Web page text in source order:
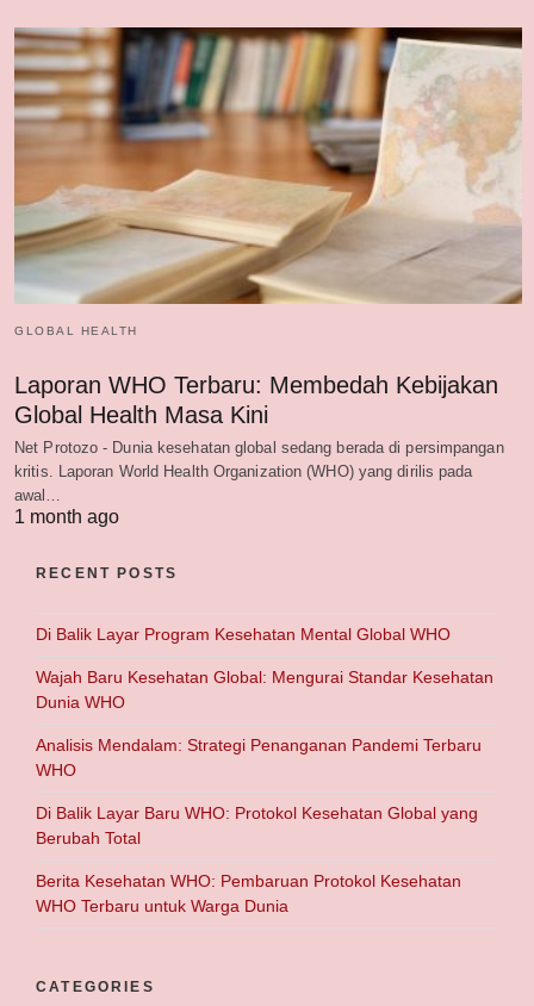
GLOBAL HEALTH
Laporan WHO Terbaru: Membedah Kebijakan
Global Health Masa Kini
Net Protozo - Dunia kesehatan global sedang berada di persimpangan
kritis. Laporan World Health Organization (WHO) yang dirilis pada
awal…
1 month ago
RECENT POSTS
Di Balik Layar Program Kesehatan Mental Global WHO
Wajah Baru Kesehatan Global: Mengurai Standar Kesehatan
Dunia WHO
Analisis Mendalam: Strategi Penanganan Pandemi Terbaru
WHO
Di Balik Layar Baru WHO: Protokol Kesehatan Global yang
Berubah Total
Berita Kesehatan WHO: Pembaruan Protokol Kesehatan
WHO Terbaru untuk Warga Dunia
CATEGORIES